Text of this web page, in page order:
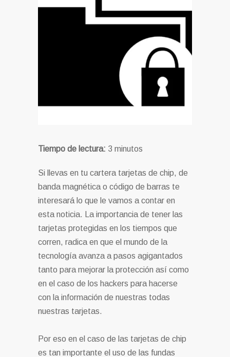
Tiempo de lectura: 3 minutos
Si llevas en tu cartera tarjetas de chip, de
banda magnética o código de barras te
interesará lo que le vamos a contar en
esta noticia. La importancia de tener las
tarjetas protegidas en los tiempos que
corren, radica en que el mundo de la
tecnología avanza a pasos agigantados
tanto para mejorar la protección así como
en el caso de los hackers para hacerse
con la información de nuestras todas
nuestras tarjetas.
Por eso en el caso de las tarjetas de chip
es tan importante el uso de las fundas